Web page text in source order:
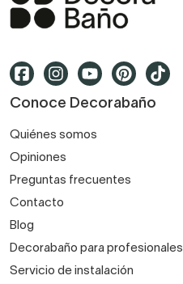
Conoce Decorabaño
Quiénes somos
Opiniones
Preguntas frecuentes
Contacto
Blog
Decorabaño para profesionales
Servicio de instalación